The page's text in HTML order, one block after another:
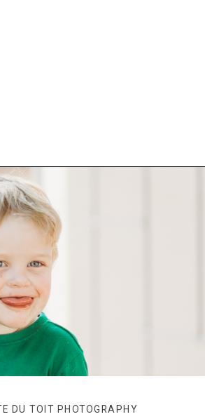
DU TOIT PHOTOGRAPHY